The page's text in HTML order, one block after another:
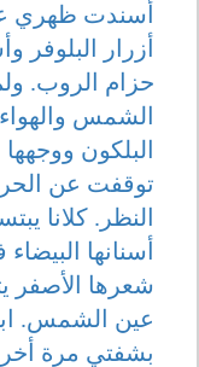
أسندت ظهري
أزرار
حزام الروب.
الشمس
البلكون
توقفت عن
النظر. كلانا
أسنانها
شعرها الأصفر
عين الشمس.
بشفتي مرة